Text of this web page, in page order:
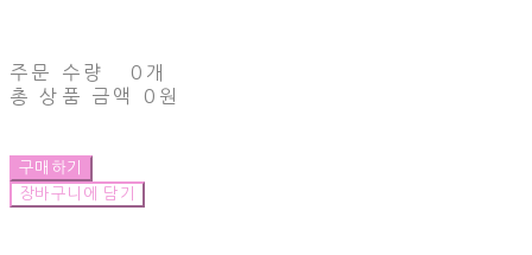
주문 수량
0개
총 상품 금액
0원
구매하기
장바구니에 담기